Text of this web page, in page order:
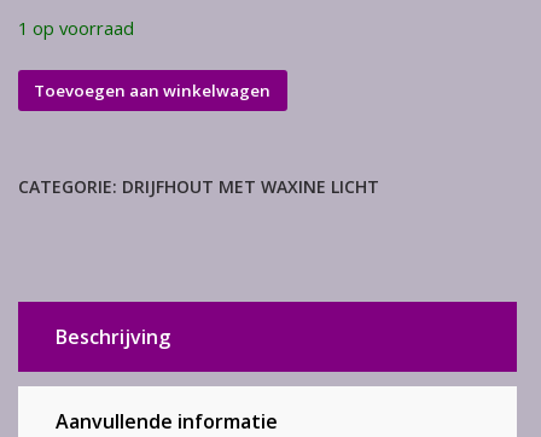
1 op voorraad
Drijfhout
met
aantal
Toevoegen aan winkelwagen
CATEGORIE: DRIJFHOUT MET WAXINE LICHT
Beschrijving
Aanvullende informatie